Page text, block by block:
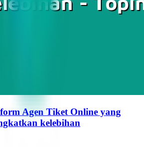
Agen Tiket Online yang
kelebihan